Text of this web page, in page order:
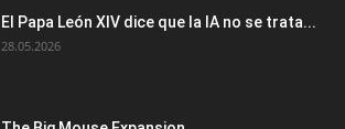
El Papa León XIV dice que la IA no se trata...
28.05.2026